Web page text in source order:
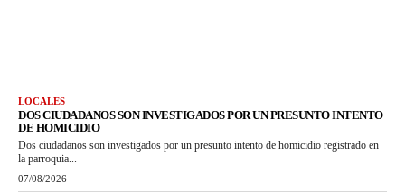
LOCALES
DOS CIUDADANOS SON INVESTIGADOS POR UN PRESUNTO INTENTO
DE HOMICIDIO
Dos ciudadanos son investigados por un presunto intento de homicidio registrado en
la parroquia...
07/08/2026